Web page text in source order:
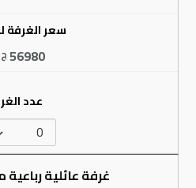
سعر الغرفة لـ 1
56980
عدد
غرفة عائلية